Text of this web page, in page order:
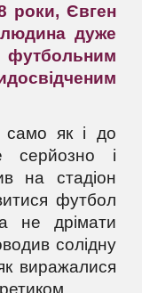
роки, Євген
людина дуже
футбольним
само як і до
серйозно і
на стадіон
футбол
не дрімати
солідну
виражалися